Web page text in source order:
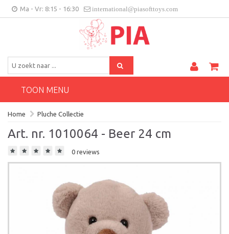
Ma - Vr: 8:15 - 16:30 international@piasofttoys.com
Klantenfeedback
BE/NL
TOON MENU
Home Pluche Collectie
Art. nr. 1010064 - Beer 24 cm
0 reviews